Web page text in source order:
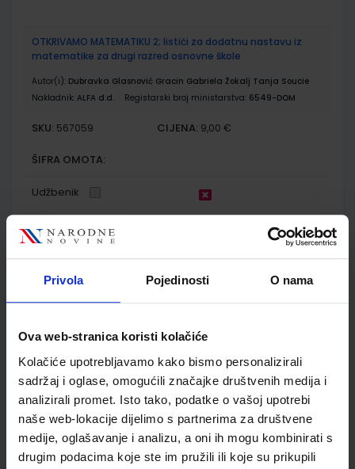
Privola Pojedinosti O nama
Ova web-stranica koristi kolačiće
Kolačiće upotrebljavamo kako bismo personalizirali
sadržaj i oglase, omogućili značajke društvenih medija i
analizirali promet. Isto tako, podatke o vašoj upotrebi
naše web-lokacije dijelimo s partnerima za društvene
medije, oglašavanje i analizu, a oni ih mogu kombinirati s
drugim podacima koje ste im pružili ili koje su prikupili
OTKRIVAMO MATEMATIKU 2; listići za dodatnu nastavu iz
matematike za drugi razred osnovne škole
Autor(i): Dubravka Glasnović Gracin Gabriela Žokalj Tanja Soucie
Nakladnik: ALFA d.d. Registarski broj ministarstva: 6549-DOM
SKU: 567059 CIJENA: 9,00 €
ŠIFRA OMOTA:
Udžbenik
OTKRIVAMO MATEMATIKU 2; listići za integriranu nastavu iz
matematike za drugi razred osnovne škole
Autor(i):Gabriela Žokalj Dubravka Glasnović Gracin Tanja Soucie
CIJENA:
ŠIFRA OMOTA:
Udžbenik
MIŠOLOVKA 2; udžbenik iz informatike za 2. razred osnovne
škole